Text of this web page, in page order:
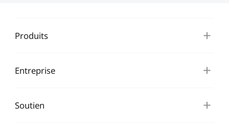
Produits
Entreprise
Soutien